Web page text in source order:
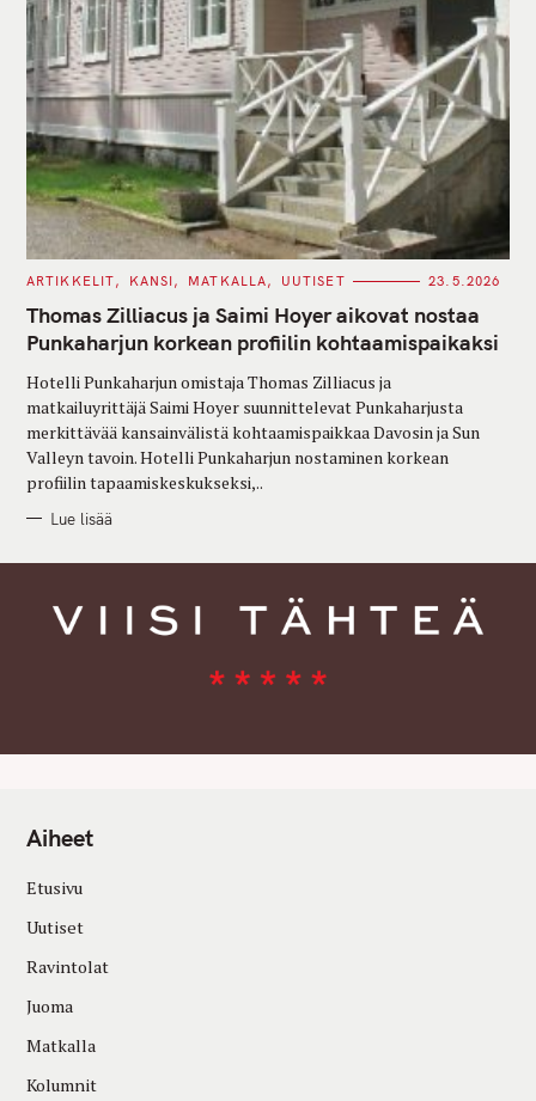
C
T
E
G
O
I
S
ARTIKKELIT KANSI MATKALLA UUTISET 23.5.2026
Thomas Zilliacus ja Saimi Hoyer aikovat nostaa
Punkaharjun korkean profiilin kohtaamispaikaksi
Hotelli Punkaharjun omistaja Thomas Zilliacus ja
matkailuyrittäjä Saimi Hoyer suunnittelevat Punkaharjusta
merkittävää kansainvälistä kohtaamispaikkaa Davosin ja Sun
Valleyn tavoin. Hotelli Punkaharjun nostaminen korkean
profiilin tapaamiskeskukseksi,..
Lue lisää
Aiheet
Etusivu
Uutiset
Ravintolat
Juoma
Matkalla
Kolumnit